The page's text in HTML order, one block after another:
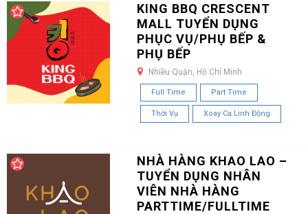
KING BBQ CRESCENT
MALL TUYỂN DỤNG
PHỤC VỤ/PHỤ BẾP &
PHỤ BẾP
Nhiều Quận, Hồ Chí Minh
Full Time Part Time
Thời Vụ Xoay Ca Linh Động
NHÀ HÀNG KHAO LAO –
TUYỂN DỤNG NHÂN
VIÊN NHÀ HÀNG
PARTTIME/FULLTIME